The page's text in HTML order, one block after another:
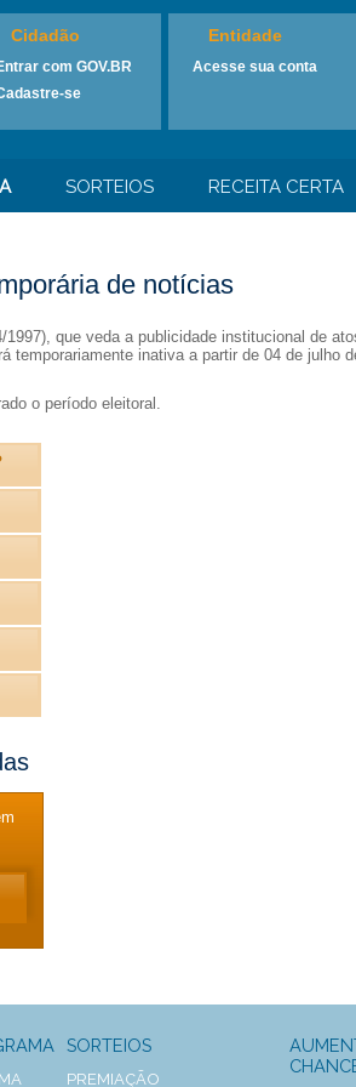
Cidadão
com GOV.BR
se
Entidade
Acesse sua conta
SORTEIOS RECEITA CERTA
de notícias
1997), que veda a publicidade institucional de
temporariamente inativa a partir de 04 de julho
o período eleitoral.
SORTEIOS
PREMIAÇÃO